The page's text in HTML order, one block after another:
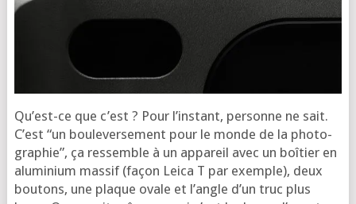
Qu’est-ce que c’est ? Pour l’ins­tant, per­sonne ne sait.
C’est “un bou­le­ver­se­ment pour le monde de la pho­to­
gra­phie”, ça res­semble à un appa­reil avec un boî­tier en
alu­mi­nium mas­sif (façon Lei­ca T par exemple), deux
bou­tons, une plaque ovale et l’angle d’un truc plus